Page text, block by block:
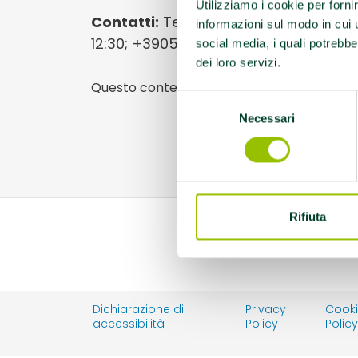
Utilizziamo i cookie per
informazioni sul modo in cui
social media, i quali
dei loro servizi.
Necessari
Rifiuta
Contatti: Tel.tel. 3371046969 feriali
12:30; +39059281400
Questo contenuto si trova inPalestre che
Dichiarazione di
accessibilità
Privacy
Policy
Policy